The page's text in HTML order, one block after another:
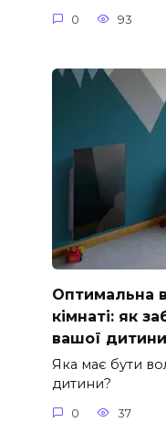
0 93
Оптимальна
кімнаті: як
вашої дитини
Яка має бути
дитини?
0 37